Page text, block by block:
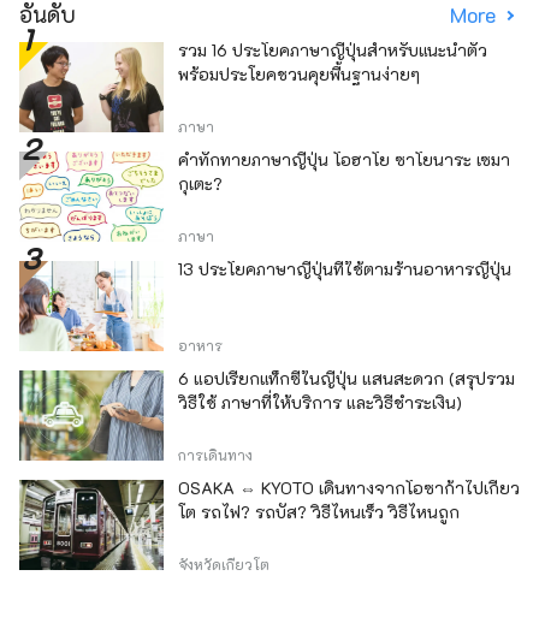
อันดับ More
รวม 16 ประโยคภาษาญี่ปุ่นสำหรับแนะนำตัว
พร้อมประโยคชวนคุยพื้นฐานง่ายๆ
ภาษา
คำทักทายภาษาญี่ปุ่น โอฮาโย ซาโยนาระ เซมา
กุเตะ?
ภาษา
13 ประโยคภาษาญี่ปุ่นที่ใช้ตามร้านอาหารญี่ปุ่น
อาหาร
6 แอปเรียกแท็กซี่ในญี่ปุ่น แสนสะดวก (สรุปรวม
วิธีใช้ ภาษาที่ให้บริการ และวิธีชำระเงิน)
การเดินทาง
OSAKA ⇔ KYOTO เดินทางจากโอซาก้าไปเกียว
โต รถไฟ? รถบัส? วิธีไหนเร็ว วิธีไหนถูก
จังหวัดเกียวโต